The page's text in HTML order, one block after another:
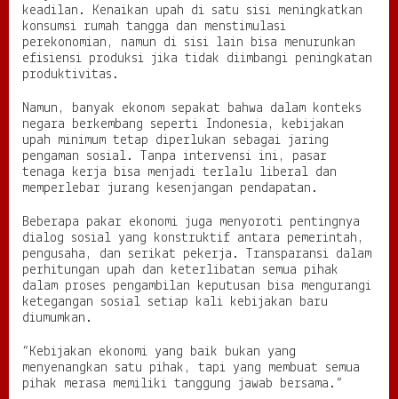
keadilan. Kenaikan upah di satu sisi meningkatkan
konsumsi rumah tangga dan menstimulasi
perekonomian, namun di sisi lain bisa menurunkan
efisiensi produksi jika tidak diimbangi peningkatan
produktivitas.
Namun, banyak ekonom sepakat bahwa dalam konteks
negara berkembang seperti Indonesia, kebijakan
upah minimum tetap diperlukan sebagai jaring
pengaman sosial. Tanpa intervensi ini, pasar
tenaga kerja bisa menjadi terlalu liberal dan
memperlebar jurang kesenjangan pendapatan.
Beberapa pakar ekonomi juga menyoroti pentingnya
dialog sosial yang konstruktif antara pemerintah,
pengusaha, dan serikat pekerja. Transparansi dalam
perhitungan upah dan keterlibatan semua pihak
dalam proses pengambilan keputusan bisa mengurangi
ketegangan sosial setiap kali kebijakan baru
diumumkan.
“Kebijakan ekonomi yang baik bukan yang
menyenangkan satu pihak, tapi yang membuat semua
pihak merasa memiliki tanggung jawab bersama.”